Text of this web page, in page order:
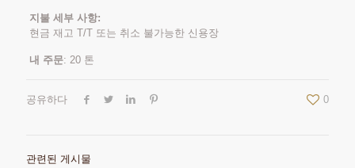
지불 세부 사항:
현금 재고 T/T 또는 취소 불가능한 신용장
내 주문: 20 톤
공유하다 0
관련된 게시물